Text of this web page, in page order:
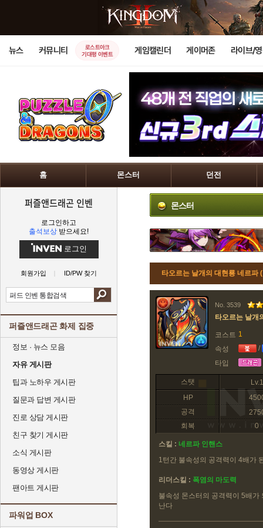
뉴스 커뮤니티
로스트아크
기대평 이벤트
게임캘린더 게이머존 라이브/
홈 몬스터 던전
퍼즐앤드래곤 인벤
로그인하고
출석보상 받으세요!
로그인
회원가입 ID/PW 찾기
퍼즐앤드래곤 화제 집중
정보 · 뉴스 모음
자유 게시판
팁과 노하우 게시판
질문과 답변 게시판
진로 상담 게시판
친구 찾기 게시판
소식 게시판
동영상 게시판
팬아트 게시판
파워업 BOX
몬스터
타오르는 날개의 대현룡 네르파
No. 3539
타오르는 날개
코스트 1
속성
/
타입
스탯
Lv.1
HP
공격
회복
0
스킬 : 네르파 인핸스
1턴간 불속성의 공격력이 4배가
리더스킬 : 폭염의 마도력
불속성 몬스터의 공격력이 5배가
난다